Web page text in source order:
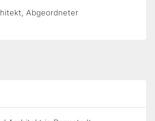
Abgeordneter